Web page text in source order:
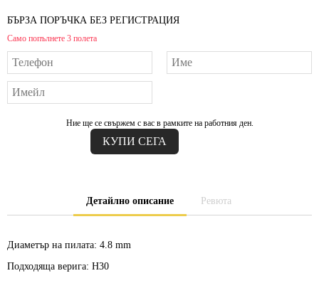
БЪРЗА ПОРЪЧКА БЕЗ РЕГИСТРАЦИЯ
Само попълнете 3 полета
Ние ще се свържем с вас в рамките на работния ден.
Детайлно описание Ревюта
Диаметър на пилата: 4.8 mm
Подходяща верига: H30